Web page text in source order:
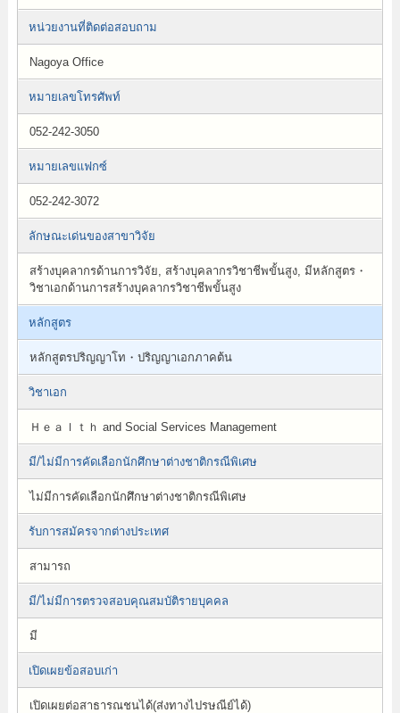
หน่วยงานที่ติดต่อสอบถาม
Nagoya Office
หมายเลขโทรศัพท์
052-242-3050
หมายเลขแฟกซ์
052-242-3072
ลักษณะเด่นของสาขาวิจัย
สร้างบุคลากรด้านการวิจัย, สร้างบุคลากรวิชาชีพขั้นสูง, มีหลักสูตร・
วิชาเอกด้านการสร้างบุคลากรวิชาชีพขั้นสูง
หลักสูตร
หลักสูตรปริญญาโท・ปริญญาเอกภาคต้น
วิชาเอก
Ｈｅａｌｔｈ and Social Services Management
มี/ไม่มีการคัดเลือกนักศึกษาต่างชาติกรณีพิเศษ
ไม่มีการคัดเลือกนักศึกษาต่างชาติกรณีพิเศษ
รับการสมัครจากต่างประเทศ
สามารถ
มี/ไม่มีการตรวจสอบคุณสมบัติรายบุคคล
มี
เปิดเผยข้อสอบเก่า
เปิดเผยต่อสาธารณชนได้(ส่งทางไปรษณีย์ได้)